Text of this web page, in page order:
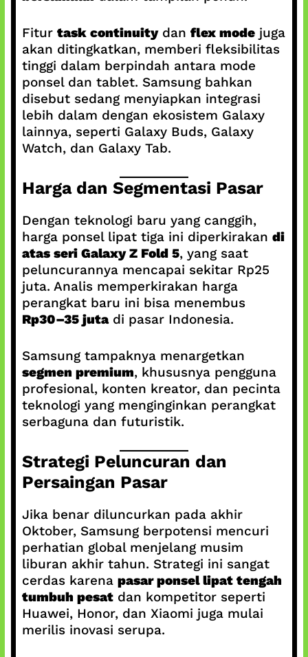
Fitur task continuitydan flex modejuga
akan ditingkatkan, memberi fleksibilitas
tinggi dalam berpindah antara mode
ponsel dan tablet. Samsung bahkan
disebut sedang menyiapkan integrasi
lebih dalam dengan ekosistem Galaxy
lainnya, seperti Galaxy Buds, Galaxy
Watch, dan Galaxy Tab.
Harga dan Segmentasi Pasar
Dengan teknologi baru yang canggih,
harga ponsel lipat tiga ini diperkirakan di
atas seri Galaxy Z Fold 5, yang saat
peluncurannya mencapai sekitar Rp25
juta. Analis memperkirakan harga
perangkat baru ini bisa menembus
Rp30–35 jutadi pasar Indonesia.
Samsung tampaknya menargetkan
segmen premium, khususnya pengguna
profesional, konten kreator, dan pecinta
teknologi yang menginginkan perangkat
serbaguna dan futuristik.
Strategi Peluncuran dan
Persaingan Pasar
Jika benar diluncurkan pada akhir
Oktober, Samsung berpotensi mencuri
perhatian global menjelang musim
liburan akhir tahun. Strategi ini sangat
cerdas karena pasar ponsel lipat tengah
tumbuh pesatdan kompetitor seperti
Huawei, Honor, dan Xiaomi juga mulai
merilis inovasi serupa.